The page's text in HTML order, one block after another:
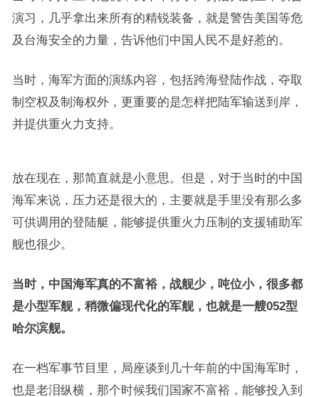
演习，几乎拿出来所有的精锐装备，就是警告美国等危
及台海安全的力量，告诉他们中国人民不是好惹的。
当时，海军方面的演练内容，包括跨海登陆作战，夺取
制空权及制海权外，更重要的是怎样把陆军输送到岸，
并提供重火力支持。
放在现在，那简直就是小意思。但是，对于当时的中国
海军来说，压力还是很大的，主要就是手里没有那么多
可供调用的登陆艇，能够提供重火力压制的支援辅助军
舰也很少。
当时，中国海军真的不富裕，战舰少，吨位小，很多都
是小型军舰，稍微偏现代化的军舰，也就是一艘052型
哈尔滨舰。
在一档军事节目里，局座谈到几十年前的中国海军时，
也是老泪纵横，那个时候我们国家不富裕，能够投入到